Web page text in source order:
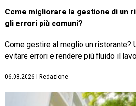
Come migliorare la gestione di un
gli errori più comuni?
Come gestire al meglio un ristorante?
evitare errori e rendere più fluido il
06.08.2026 Redazione